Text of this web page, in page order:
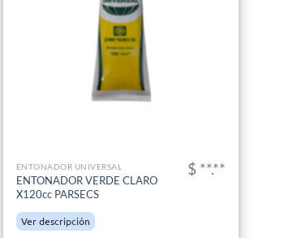
ENTONADOR UNIVERSAL
ENTONADOR VERDE CLARO
X120cc PARSECS
Ver descripción
$ **.**